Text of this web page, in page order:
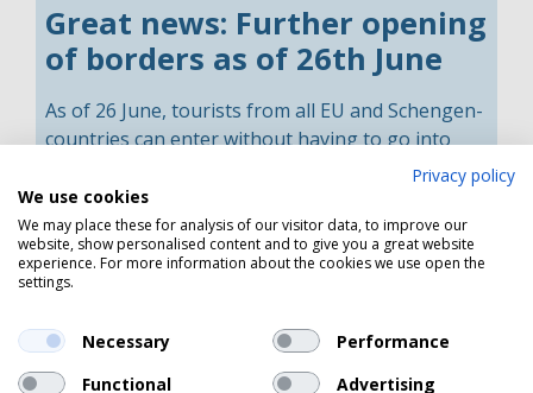
Great news: Further opening
of borders as of 26th June
As of 26 June, tourists from all EU and Schengen-
countries can enter without having to go into
isolation after entry into Denmark, if they can
provide a valid Corona-passport. A corona
passport proves that you have been vaccinated
against, have previously been infected with or
have tested negative for COVID-19.
Privacy policy
We use cookies
We may place these for analysis of our visitor data, to improve our
website, show personalised content and to give you a great website
experience. For more information about the cookies we use open the
settings.
Necessary
Performance
Functional
Advertising